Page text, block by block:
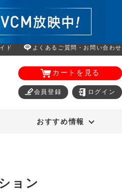
ド よくあるご質問・お問い合わせ
カートを見る
会員登録 ログイン
おすすめ情報
ョン